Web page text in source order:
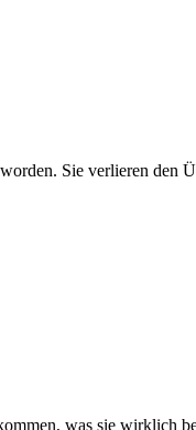
Sie verlieren den
was sie wirklich